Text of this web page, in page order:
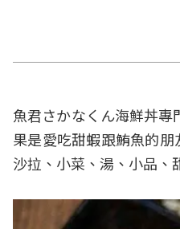
魚君さかなくん海鮮丼
果是愛吃甜蝦跟鮪魚的
沙拉、小菜、湯、小品、